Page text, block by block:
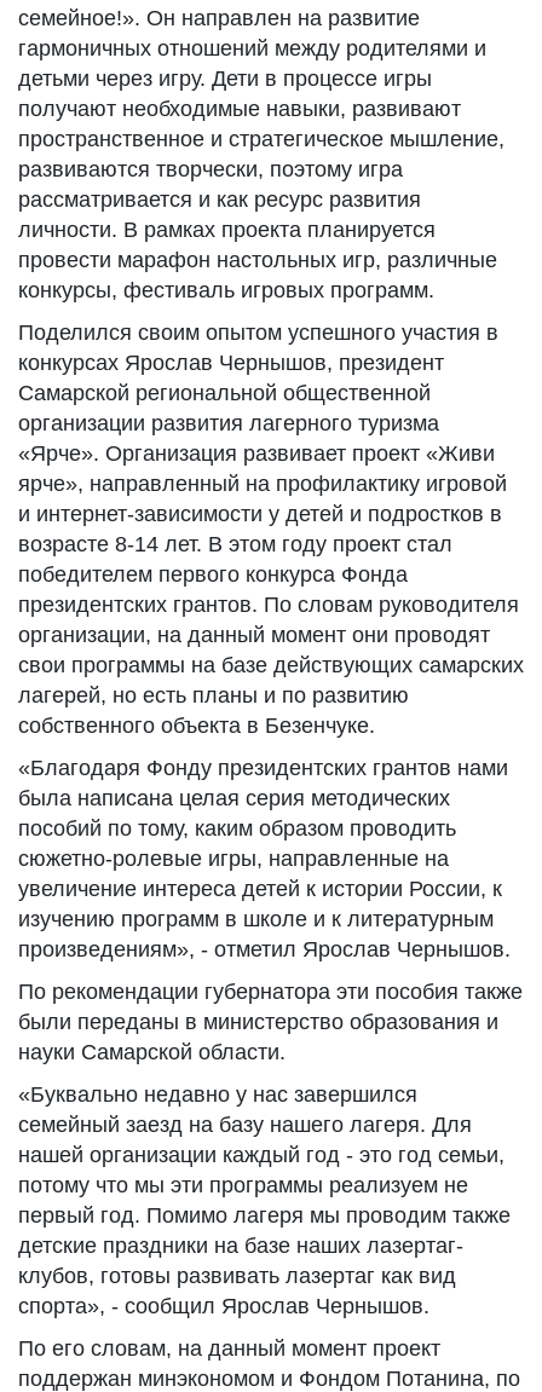
семейное!». Он направлен на развитие
гармоничных отношений между родителями и
детьми через игру. Дети в процессе игры
получают необходимые навыки, развивают
пространственное и стратегическое мышление,
развиваются творчески, поэтому игра
рассматривается и как ресурс развития
личности. В рамках проекта планируется
провести марафон настольных игр, различные
конкурсы, фестиваль игровых программ.
Поделился своим опытом успешного участия в
конкурсах Ярослав Чернышов, президент
Самарской региональной общественной
организации развития лагерного туризма
«Ярче». Организация развивает проект «Живи
ярче», направленный на профилактику игровой
и интернет-зависимости у детей и подростков в
возрасте 8-14 лет. В этом году проект стал
победителем первого конкурса Фонда
президентских грантов. По словам руководителя
организации, на данный момент они проводят
свои программы на базе действующих самарских
лагерей, но есть планы и по развитию
собственного объекта в Безенчуке.
«Благодаря Фонду президентских грантов нами
была написана целая серия методических
пособий по тому, каким образом проводить
сюжетно-ролевые игры, направленные на
увеличение интереса детей к истории России, к
изучению программ в школе и к литературным
произведениям», - отметил Ярослав Чернышов.
По рекомендации губернатора эти пособия также
были переданы в министерство образования и
науки Самарской области.
«Буквально недавно у нас завершился
семейный заезд на базу нашего лагеря. Для
нашей организации каждый год - это год семьи,
потому что мы эти программы реализуем не
первый год. Помимо лагеря мы проводим также
детские праздники на базе наших лазертаг-
клубов, готовы развивать лазертаг как вид
спорта», - сообщил Ярослав Чернышов.
По его словам, на данный момент проект
поддержан минэкономом и Фондом Потанина, по